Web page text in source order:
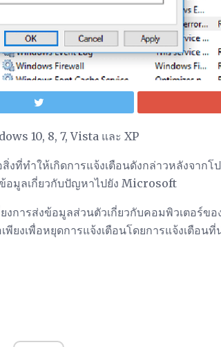
10, 8, 7, Vista และ XP
ทำให้เกิดการแจ้งเตือนดังกล่าวหลังจากโ
อมูลเกี่ยวกับปัญหาไปยัง Microsoft
งการส่งข้อมูลส่วนตัวเกี่ยวกับคอมพิวเตอร์
ยงเพื่อหยุดการแจ้งเตือนโดยการแจ้งเตือน